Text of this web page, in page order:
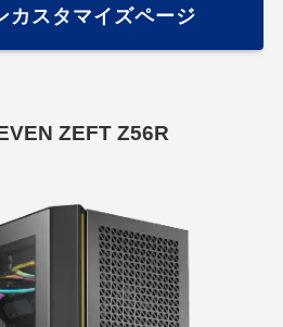
カスタマイズページ
ZEFT Z56R